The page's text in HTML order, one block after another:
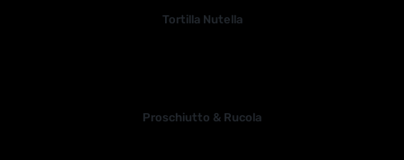
Tortilla Nutella
Proschiutto & Rucola